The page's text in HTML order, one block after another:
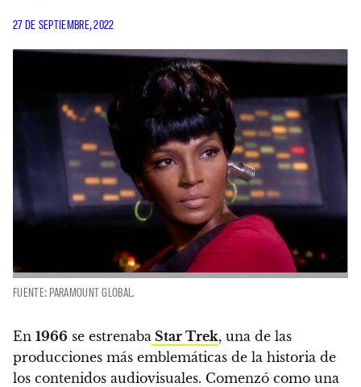
27 DE SEPTIEMBRE, 2022
FUENTE: PARAMOUNT GLOBAL.
En 1966 se estrenaba Star Trek, una de las
producciones más emblemáticas de la historia de
los contenidos audiovisuales. Comenzó como una